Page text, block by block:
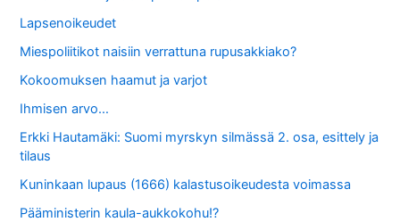
Lapsenoikeudet
Miespoliitikot naisiin verrattuna rupusakkiako?
Kokoomuksen haamut ja varjot
Ihmisen arvo…
Erkki Hautamäki: Suomi myrskyn silmässä 2. osa, esittely ja
tilaus
Kuninkaan lupaus (1666) kalastusoikeudesta voimassa
Pääministerin kaula-aukkokohu!?